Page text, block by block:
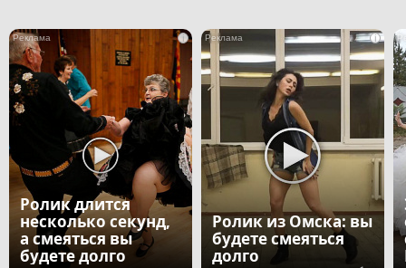
i
Ролик длится
несколько секунд,
а смеяться вы
будете долго
i
Ролик из Омска: вы
будете смеяться
долго